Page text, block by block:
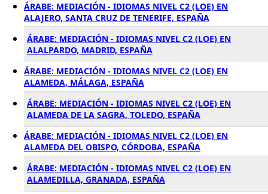
ÁRABE: MEDIACIÓN - IDIOMAS NIVEL C2 (LOE) EN
ALAJERO, SANTA CRUZ DE TENERIFE, ESPAÑA
ÁRABE: MEDIACIÓN - IDIOMAS NIVEL C2 (LOE) EN
ALALPARDO, MADRID, ESPAÑA
ÁRABE: MEDIACIÓN - IDIOMAS NIVEL C2 (LOE) EN
ALAMEDA, MÁLAGA, ESPAÑA
ÁRABE: MEDIACIÓN - IDIOMAS NIVEL C2 (LOE) EN
ALAMEDA DE LA SAGRA, TOLEDO, ESPAÑA
ÁRABE: MEDIACIÓN - IDIOMAS NIVEL C2 (LOE) EN
ALAMEDA DEL OBISPO, CÓRDOBA, ESPAÑA
ÁRABE: MEDIACIÓN - IDIOMAS NIVEL C2 (LOE) EN
ALAMEDILLA, GRANADA, ESPAÑA